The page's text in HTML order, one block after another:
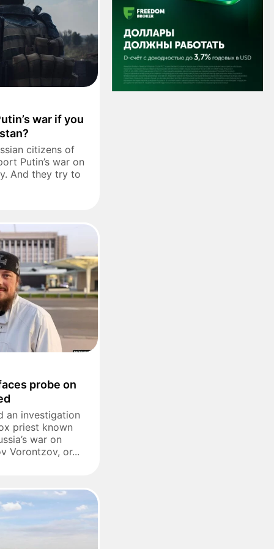
war if you
citizens of
Putin’s war on
And they try to
probe on
an investigation
priest known
war on
Vorontzov, or...